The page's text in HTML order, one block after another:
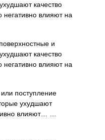
качество
влияют на
и
качество
влияют на
поступление
ухудшают
влияют… …